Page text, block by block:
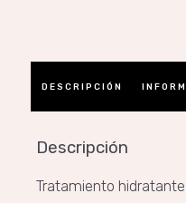
DESCRIPCIÓN
Descripción
Tratamiento